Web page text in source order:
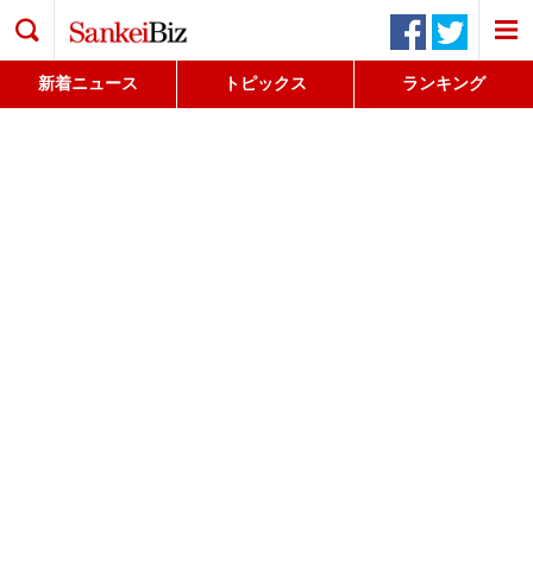
新着ニュース トピックス ランキング